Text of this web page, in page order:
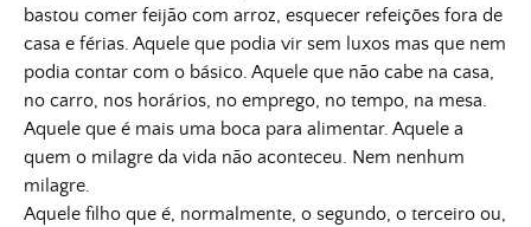
bastou comer feijão com arroz, esquecer refeições fora de
casa e férias. Aquele que podia vir sem luxos mas que nem
podia contar com o básico. Aquele que não cabe na casa,
no carro, nos horários, no emprego, no tempo, na mesa.
Aquele que é mais uma boca para alimentar. Aquele a
quem o milagre da vida não aconteceu. Nem nenhum
milagre.
Aquele filho que é, normalmente, o segundo, o terceiro ou,